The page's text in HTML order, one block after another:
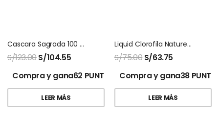
Cascara Sagrada 100 Capsulas Natures Sunshine
S/123.00S/104.55
Compra y gana62 PUNTOS!
LEER MÁS
Liquid Clorofila Natures Sunshine
S/75.00 S/63.75
Compra y gana38
LEER MÁS